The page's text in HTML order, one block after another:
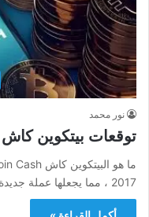
نور محمد
توقعات بيتكوين كاش Bitcoin Cash
2017 ، مما يجعلها عملة جديدة نسبيًا.…